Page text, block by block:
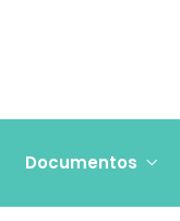
Documentos